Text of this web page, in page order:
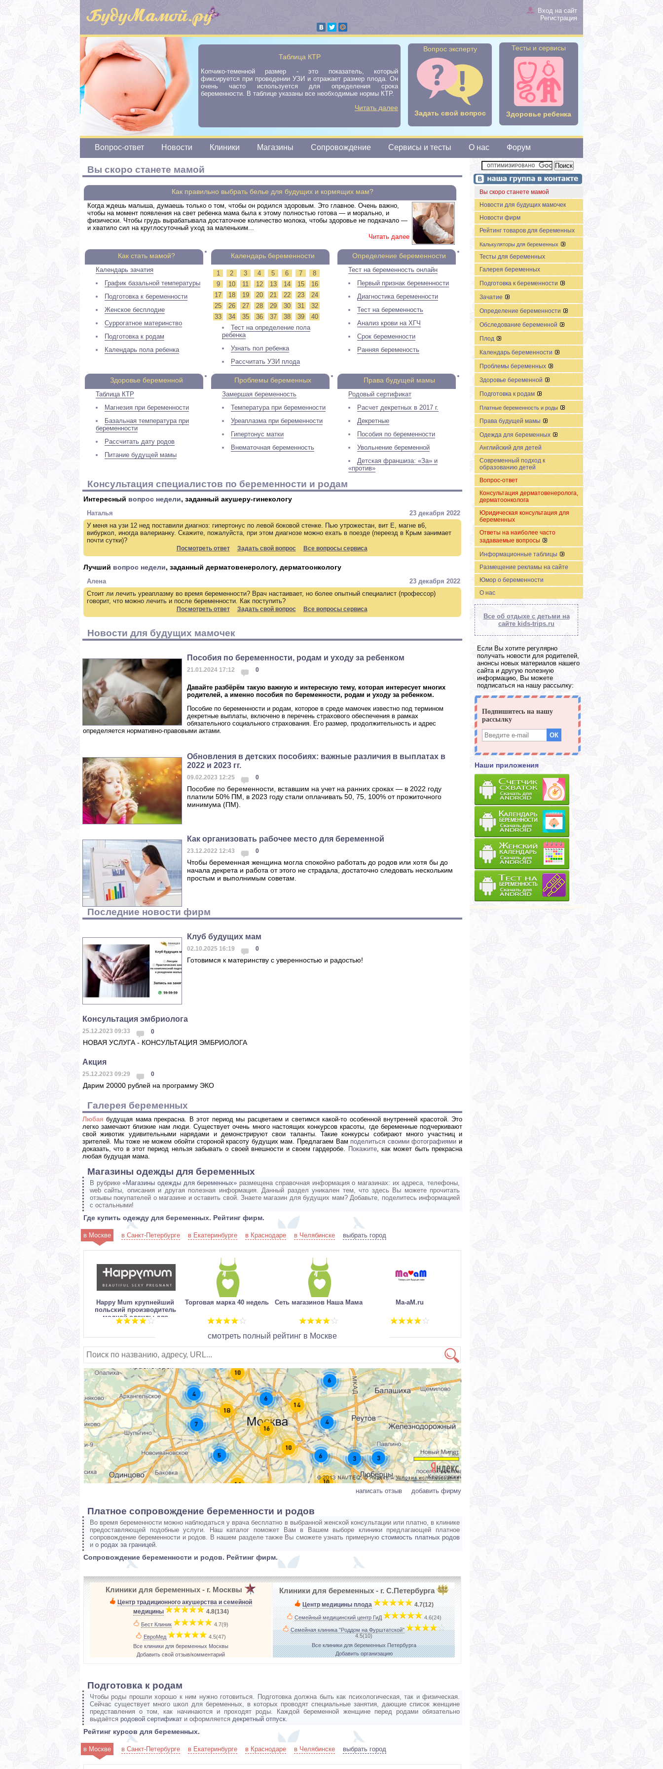
Вход на сайт
Регистрация
Таблица КТР
Копчико-теменной размер - это показатель, который
фиксируется при проведении УЗИ и отражает размер плода. Он
очень часто используется для определения срока
беременности. В таблице указаны все необходимые нормы КТР.
Читать далее
Вопрос эксперту
Задать свой вопрос
Тесты и сервисы
Здоровье ребенка
Вопрос-ответ Новости Клиники Магазины Сопровождение Сервисы и тесты О нас Форум
Вы скоро станете мамой
Как правильно выбрать белье для будущих и кормящих мам?
Когда ждешь малыша, думаешь только о том, чтобы он родился здоровым. Это главное. Очень важно,
чтобы на момент появления на свет ребенка мама была к этому полностью готова — и морально, и
физически. Чтобы грудь вырабатывала достаточное количество молока, чтобы здоровье не подкачало —
и хватило сил на круглосуточный уход за маленьким...
Читать далее
Как стать мамой?
Календарь зачатия
График базальной температуры
Подготовка к беременности
Женское бесплодие
Суррогатное материнство
Подготовка к родам
Календарь пола ребенка
Календарь беременности
1 2 3 4 5 6 7
8
9
10 11 12 13 14 15
16
17
18 19 20 21 22 23
24
25
26 27 28 29 30 31
32
33
34 35 36 37 38 39
40
Тест на определение пола
ребенка
Узнать пол ребенка
Рассчитать УЗИ плода
Определение беременности
Тест на беременность онлайн
Первый признак беременности
Диагностика беременности
Тест на беременность
Анализ крови на ХГЧ
Срок беременности
Ранняя беременость
Здоровье беременной
Таблица КТР
Магнезия при беременности
Базальная температура при
беременности
Рассчитать дату родов
Питание будущей мамы
Проблемы беременных
Замершая беременность
Температура при беременности
Уреаплазма при беременности
Гипертонус матки
Внематочная беременность
Права будущей мамы
Родовый сертификат
Расчет декретных в 2017 г.
Декретные
Пособия по беременности
Увольнение беременной
Детская франшиза: «За» и
«против»
Консультация специалистов по беременности и родам
Интересный вопрос недели, заданный акушеру-гинекологу
Наталья
23 декабря 2022
У меня на узи 12 нед поставили диагноз: гипертонус по левой боковой стенке. Пью утрожестан, вит Е, магне в6,
вибуркол, иногда валерианку. Скажите, пожалуйста, при этом диагнозе можно ехать в поезде (переезд в Крым занимает
почти сутки)?
Посмотреть ответ Задать свой вопрос Все вопросы сервиса
Лучший вопрос недели, заданный дерматовенерологу, дерматоонкологу
Алена
23 декабря 2022
Стоит ли лечить уреаплазму во время беременности? Врач настаивает, но более опытный специалист (профессор)
говорит, что можно лечить и после беременности. Как поступить?
Посмотреть ответ Задать свой вопрос Все вопросы сервиса
Новости для будущих мамочек
Пособия по беременности, родам и уходу за ребенком
21.01.2024 17:12 0
Давайте разбёрём такую важную и интересную тему, которая интересует многих
родителей, а именно пособия по беременности, родам и уходу за ребенком.
Пособие по беременности и родам, которое в среде мамочек известно под термином
декретные выплаты, включено в перечень страхового обеспечения в рамках
обязательного социального страхования. Его размер, продолжительность и адрес
определяется нормативно-правовыми актами.
Обновления в детских пособиях: важные различия в выплатах в
2022 и 2023 гг.
09.02.2023 12:25 0
Пособие по беременности, вставшим на учет на ранних сроках — в 2022 году
платили 50% ПМ, в 2023 году стали оплачивать 50, 75, 100% от прожиточного
минимума (ПМ).
Как организовать рабочее место для беременной
23.12.2022 12:43 0
Чтобы беременная женщина могла спокойно работать до родов или хотя бы до
начала декрета и работа от этого не страдала, достаточно следовать нескольким
простым и выполнимым советам.
Последние новости фирм
Клуб будущих мам
02.10.2025 16:19 0
Готовимся к материнству с уверенностью и радостью!
Консультация эмбриолога
25.12.2023 09:33 0
НОВАЯ УСЛУГА - КОНСУЛЬТАЦИЯ ЭМБРИОЛОГА
Акция
25.12.2023 09:29 0
Дарим 20000 рублей на программу ЭКО
Галерея беременных
Любая будущая мама прекрасна. В этот период мы расцветаем и светимся какой-то особенной внутренней красотой. Это
легко замечают близкие нам люди. Существует очень много настоящих конкурсов красоты, где беременные подчеркивают
свой животик удивительными нарядами и демонстрируют свои таланты. Такие конкурсы собирают много участниц и
зрителей. Мы тоже не можем обойти стороной красоту будущих мам. Предлагаем Вам поделиться своими фотографиями и
доказать, что в этот период нельзя забывать о своей внешности и своем гардеробе. Покажите, как может быть прекрасна
любая будущая мама.
Магазины одежды для беременных
В рубрике«Магазины одежды для беременных» размещена справочная информация о магазинах: их адреса, телефоны,
web сайты, описания и другая полезная информация. Данный раздел уникален тем, что здесь Вы можете прочитать
отзывы покупателей о магазине и оставить свой. Знаете магазин для будущих мам? Добавьте, поделитесь информацией
с остальными!
Где купить одежду для беременных. Рейтинг фирм.
в Москве в Санкт-Петербурге в Екатеринбурге в Краснодаре в Челябинске выбрать город
Happy Mum крупнейший
польский производитель
модной одежды для
беременных
Торговая марка 40 недель Сеть магазинов Наша Мама Ma-aM.ru
смотреть полный рейтинг в Москве
написать отзыв добавить фирму
Платное сопровождение беременности и родов
Во время беременности можно наблюдаться у врача бесплатно в выбранной женской консультации или платно, в клинике
предоставляющей подобные услуги. Наш каталог поможет Вам в Вашем выборе клиники предлагающей платное
сопровождение беременности и родов. В нашем разделе также Вы сможете узнать примернуюстоимость платных родов
и о родах за границей
Сопровождение беременности и родов. Рейтинг фирм.
Клиники для беременных - г. Москвы
Центр традиционного акушерства и семейной
медицины­ 4.8(134)
Бест Клиник 4.7(9)
ЕвроМед
4.5(47)
Все клиники для беременных Москвы
Добавить свой отзыв/комментарий
Клиники для беременных - г. С.Петербурга
Центр медицины плода 4.7(12)
Семейный медицинский центр ГиД­ 4.6(24)
Семейная клиника "Роддом на Фурштатской"­
4.5(10)
Все клиники для беременных Петербурга
Добавить организацию
Подготовка к родам
Чтобы роды прошли хорошо к ним нужно готовиться. Подготовка должна быть как психологическая, так и физическая.
Сейчас существует много школ для беременных, в которых проводят специальные занятия, дающие список женщине
представления о том, как начинаются и проходят роды. Каждой беременной женщине перед родами обязательно
выдаётся родовой сертификат и оформляется декретный отпуск
Рейтинг курсов для беременных.
в Москве в Санкт-Петербурге в Екатеринбурге в Краснодаре в Челябинске выбрать город
Вы скоро станете мамой
Новости для будущих мамочек
Новости фирм
Рейтинг товаров для беременных
Калькуляторы для беременных
Тесты для беременных
Галерея беременных
Подготовка к беременности
Зачатие
Определение беременности
Обследование беременной
Плод
Календарь беременности
Проблемы беременных
Здоровье беременной
Подготовка к родам
Платные беременность и роды
Права будущей мамы
Одежда для беременных
Английский для детей
Современный подход к
образованию детей
Вопрос-ответ
Консультация дерматовенеролога,
дерматоонколога
Юридическая консультация для
беременных
Ответы на наиболее часто
задаваемые вопросы
Информационные таблицы
Размещение рекламы на сайте
Юмор о беременности
О нас
Все об отдыхе с детьми на
сайте kids-trips.ru
Если Вы хотите регулярно
получать новости для родителей,
анонсы новых материалов нашего
сайта и другую полезную
информацию, Вы можете
подписаться на нашу рассылку:
Наши приложения